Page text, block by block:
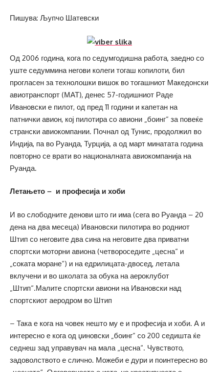
Пишува: Љупчо Шатевски
Од 2006 година, кога по седумгодишна работа, заедно со
уште седуммина негови колеги тогаш копилоти, бил
прогласен за технолошки вишок во тогашниот Македонски
авиотранспорт (МАТ), денес 57-годишниот Раде
Ивановски е пилот, од пред 11 години и капетан на
патнички авион, кој пилотира со авиони „боинг“ за повеќе
странски авиокомпании. Почнал од Тунис, продолжил во
Индија, па во Руанда, Турција, а од март минатата година
повторно се врати во националната авиокомпанија на
Руанда.
Летањето – и професија и хоби
И во слободните денови што ги има (сега во Руанда – 20
дена на два месеца) Ивановски пилотира во родниот
Штип со неговите два сина на неговите два приватни
спортски моторни авиона (четвороседите „цесна“ и
„соката моране“) и на едрилицата-двосед, летала
вклучени и во школата за обука на аероклубот
„Штип“.Малите спортски авиони на Ивановски над
спортскиот аеродром во Штип
– Така е кога на човек нешто му е и професија и хоби. А и
интересно е кога од џиновски „боинг“ со 200 седишта ќе
седнеш зад управувач на мала „цесна“. Чувството,
задоволството е слично. Можеби е дури и поинтересно во